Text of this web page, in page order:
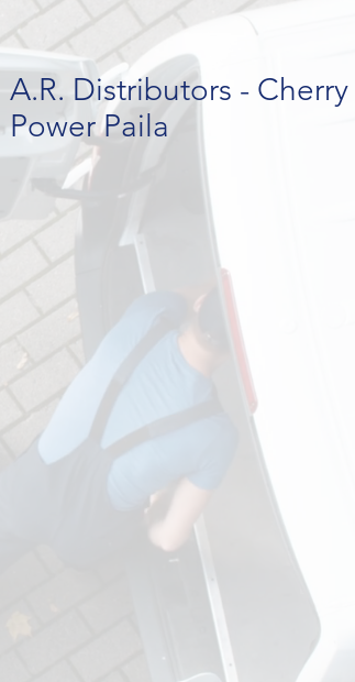
A.R. Distributors - Cherry
Power Paila